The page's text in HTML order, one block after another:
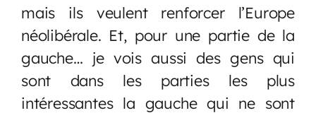
mais ils veulent renforcer l’Europe
néolibérale. Et, pour une partie de la
gauche… je vois aussi des gens qui
sont dans les parties les plus
intéressantes la gauche qui ne sont